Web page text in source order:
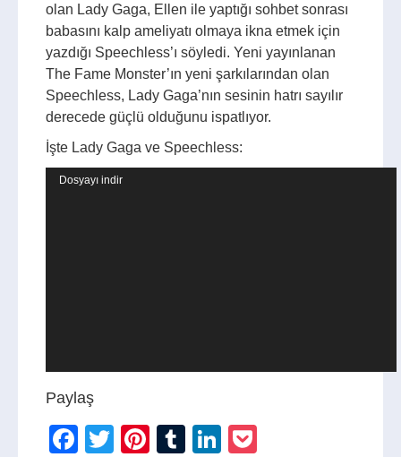
olan Lady Gaga, Ellen ile yaptığı sohbet sonrası
babasını kalp ameliyatı olmaya ikna etmek için
yazdığı Speechless’ı söyledi. Yeni yayınlanan
The Fame Monster’ın yeni şarkılarından olan
Speechless, Lady Gaga’nın sesinin hatrı sayılır
derecede güçlü olduğunu ispatlıyor.
İşte Lady Gaga ve Speechless:
Video
Dosyayı indir
Paylaş
Facebook
TwitterPinterest
TumblrLinkedIn